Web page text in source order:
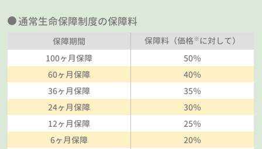
通常生命保障制度の保障料
保障期間 保障料（価格※に対して）
100ヶ月保障
50％
60ヶ月保障
40％
36ヶ月保障
35％
24ヶ月保障
30％
12ヶ月保障
25％
6ヶ月保障
20％